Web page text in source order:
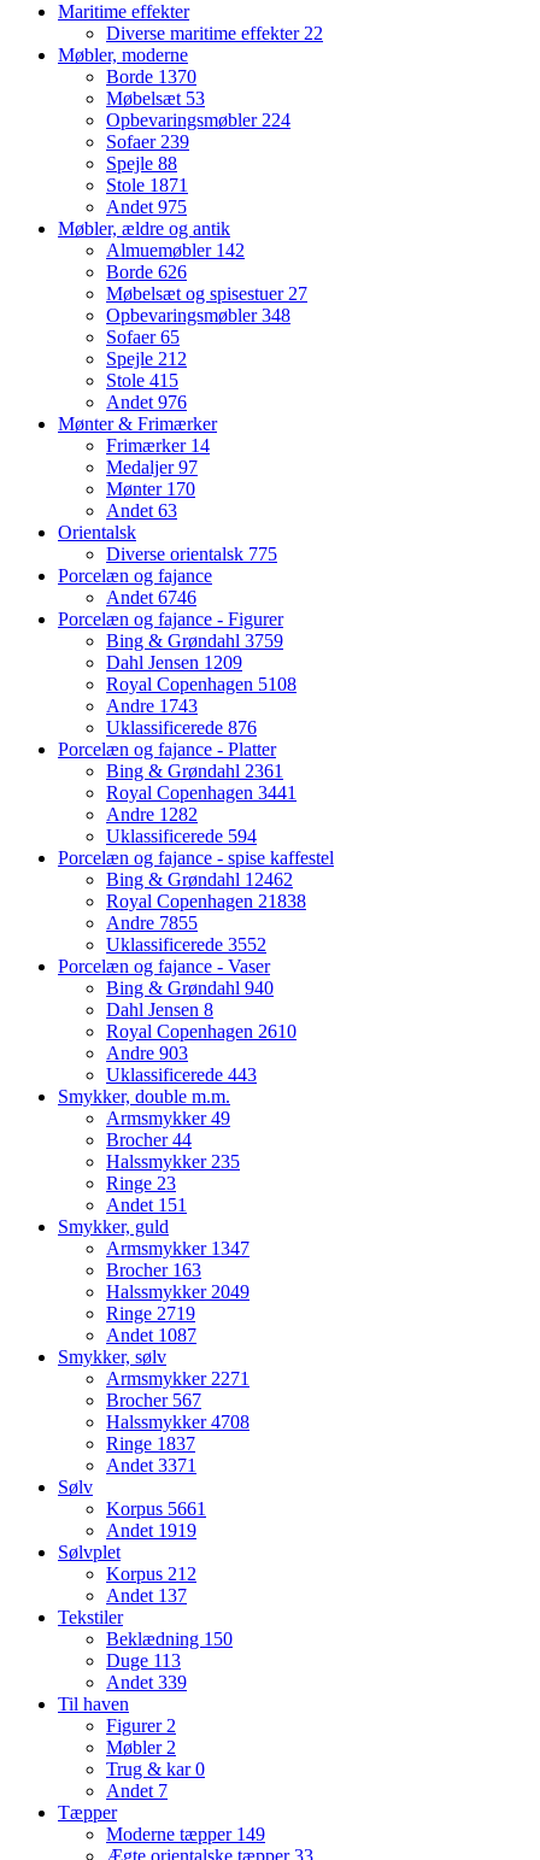
Maritime effekter
Diverse maritime effekter22
Møbler, moderne
Borde 1370
Møbelsæt 53
Opbevaringsmøbler224
Sofaer239
Spejle 88
Stole 1871
Andet975
Møbler, ældre og antik
Almuemøbler 142
Borde 626
Møbelsæt og spisestuer27
Opbevaringsmøbler348
Sofaer65
Spejle 212
Stole 415
Andet976
Mønter & Frimærker
Frimærker 14
Medaljer97
Mønter 170
Andet63
Orientalsk
Diverse orientalsk 775
Porcelæn og fajance
Andet6746
Porcelæn og fajance - Figurer
Bing & Grøndahl 3759
Dahl Jensen 1209
Royal Copenhagen 5108
Andre 1743
Uklassificerede 876
Porcelæn og fajance - Platter
Bing & Grøndahl 2361
Royal Copenhagen 3441
Andre 1282
Uklassificerede 594
Porcelæn og fajance - spise kaffestel
Bing & Grøndahl 12462
Royal Copenhagen 21838
Andre 7855
Uklassificerede 3552
Porcelæn og fajance - Vaser
Bing & Grøndahl 940
Dahl Jensen 8
Royal Copenhagen 2610
Andre 903
Uklassificerede 443
Smykker, double m.m.
Armsmykker49
Brocher44
Halssmykker235
Ringe 23
Andet 151
Smykker, guld
Armsmykker 1347
Brocher 163
Halssmykker2049
Ringe 2719
Andet 1087
Smykker, sølv
Armsmykker2271
Brocher 567
Halssmykker4708
Ringe 1837
Andet3371
Sølv
Korpus 5661
Andet 1919
Sølvplet
Korpus 212
Andet 137
Tekstiler
Beklædning 150
Duge 113
Andet339
Til haven
Figurer2
Møbler2
Trug & kar0
Andet 7
Tæpper
Moderne tæpper 149